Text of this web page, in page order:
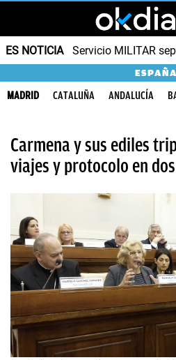
ES NOTICIA Servicio MILITAR
ESPAÑA
MADRID CATALUÑA ANDALUCÍA
Carmena y sus ediles
viajes y protocolo en